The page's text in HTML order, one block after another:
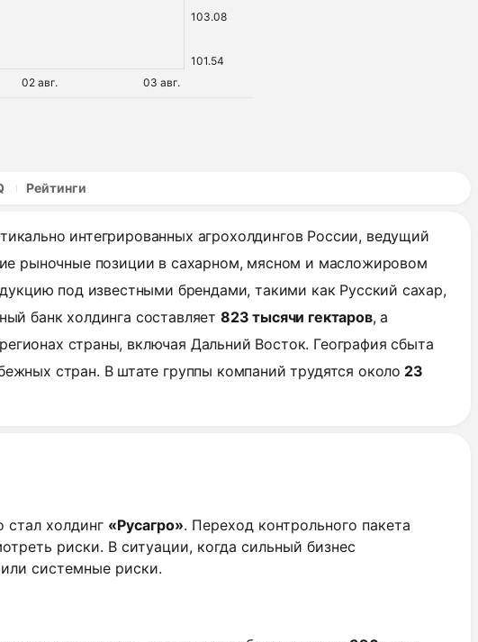
02 авг. 03 авг.
103.08
101.54
Рейтинги
интегрированных агрохолдингов России, ведущий
рыночные позиции в сахарном, мясном и масложировом
под известными брендами, такими как Русский сахар,
банк холдинга составляет 823 тысячи гектаров, а
регионах страны, включая Дальний Восток. География сбыта
стран. В штате группы компаний трудятся около 23
стал холдинг «Русагро». Переход контрольного пакета
риски. В ситуации, когда сильный бизнес
системные риски.